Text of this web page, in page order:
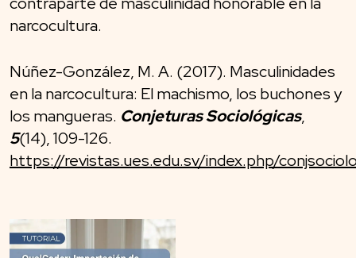
narcocultura.
Núñez-González, M. A. (2017). Masculinidades
en la narcocultura: El machismo, los buchones y
los mangueras. Conjeturas Sociológicas,
5(14), 109-126.
https://revistas.ues.edu.sv/index.php/